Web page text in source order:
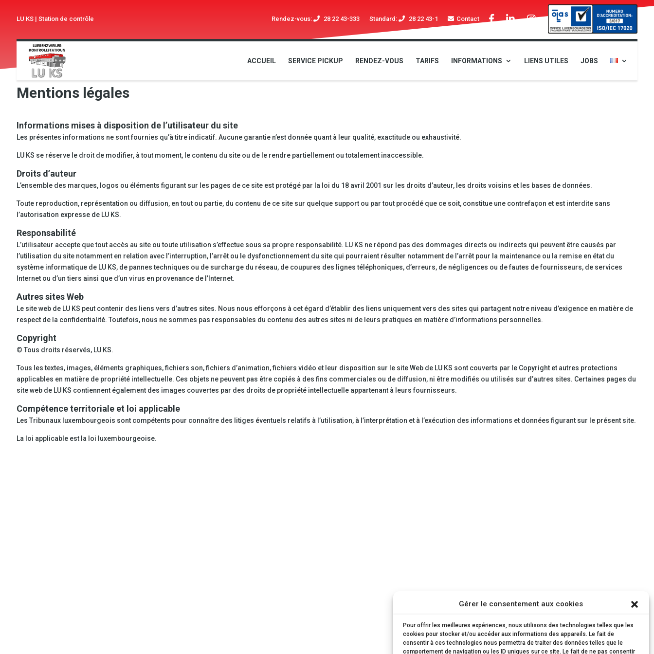
Gérer le consentement aux cookies
Pour offrir les meilleures expériences, nous utilisons des technologies telles que les
cookies pour stocker et/ou accéder aux informations des appareils. Le fait de
consentir à ces technologies nous permettra de traiter des données telles que le
comportement de navigation ou les ID uniques sur ce site. Le fait de ne pas consentir
LU KS | Station de contrôle Rendez-vous: 28 22 43-333 Standard: 28 22 43-1 Contact
ACCUEIL SERVICE PICKUP RENDEZ-VOUS TARIFS INFORMATIONS LIENS UTILES JOBS
Mentions légales
Informations mises à disposition de l’utilisateur du site
Les présentes informations ne sont fournies qu’à titre indicatif. Aucune garantie n’est donnée quant à leur qualité, exactitude ou exhaustivité.
LU KS se réserve le droit de modifier, à tout moment, le contenu du site ou de le rendre partiellement ou totalement inaccessible.
Droits d’auteur
L’ensemble des marques, logos ou éléments figurant sur les pages de ce site est protégé par la loi du 18 avril 2001 sur les droits d’auteur, les droits voisins et les bases de données.
Toute reproduction, représentation ou diffusion, en tout ou partie, du contenu de ce site sur quelque support ou par tout procédé que ce soit, constitue une contrefaçon et est interdite sans
l’autorisation expresse de LU KS.
Responsabilité
L’utilisateur accepte que tout accès au site ou toute utilisation s’effectue sous sa propre responsabilité. LU KS ne répond pas des dommages directs ou indirects qui peuvent être causés par
l’utilisation du site notamment en relation avec l’interruption, l’arrêt ou le dysfonctionnement du site qui pourraient résulter notamment de l’arrêt pour la maintenance ou la remise en état du
système informatique de LU KS, de pannes techniques ou de surcharge du réseau, de coupures des lignes téléphoniques, d’erreurs, de négligences ou de fautes de fournisseurs, de services
Internet ou d’un tiers ainsi que d’un virus en provenance de l’Internet.
Autres sites Web
Le site web de LU KS peut contenir des liens vers d’autres sites. Nous nous efforçons à cet égard d’établir des liens uniquement vers des sites qui partagent notre niveau d’exigence en matière de
respect de la confidentialité. Toutefois, nous ne sommes pas responsables du contenu des autres sites ni de leurs pratiques en matière d’informations personnelles.
Copyright
© Tous droits réservés, LU KS.
Tous les textes, images, éléments graphiques, fichiers son, fichiers d’animation, fichiers vidéo et leur disposition sur le site Web de LU KS sont couverts par le Copyright et autres protections
applicables en matière de propriété intellectuelle. Ces objets ne peuvent pas être copiés à des fins commerciales ou de diffusion, ni être modifiés ou utilisés sur d’autres sites. Certaines pages du
site web de LU KS contiennent également des images couvertes par des droits de propriété intellectuelle appartenant à leurs fournisseurs.
Compétence territoriale et loi applicable
Les Tribunaux luxembourgeois sont compétents pour connaître des litiges éventuels relatifs à l’utilisation, à l’interprétation et à l’exécution des informations et données figurant sur le présent site.
La loi applicable est la loi luxembourgeoise.